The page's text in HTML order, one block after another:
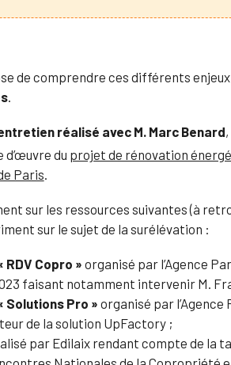
de comprendre ces différents
.
réalisé avec M. Marc Benard
du projet de rénovation
Paris
sur les ressources suivantes (à
sur le sujet de la surélévation :
RDV Copro » organisé par l’Agence
faisant notamment intervenir M.
Solutions Pro » organisé par
de la solution UpFactory ;
par Edilaix rendant compte de la